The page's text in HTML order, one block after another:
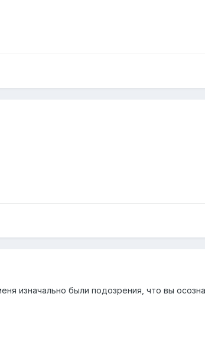
изначально были подозрения, что вы